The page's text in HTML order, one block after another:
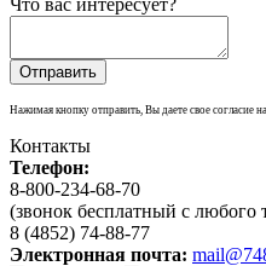
Нажимая кнопку отправить, Вы даете свое согласие
Контакты
Телефон:
8-800-234-68-70
(звонок бесплатный с любого
8 (4852) 74-88-77
Электронная почта: